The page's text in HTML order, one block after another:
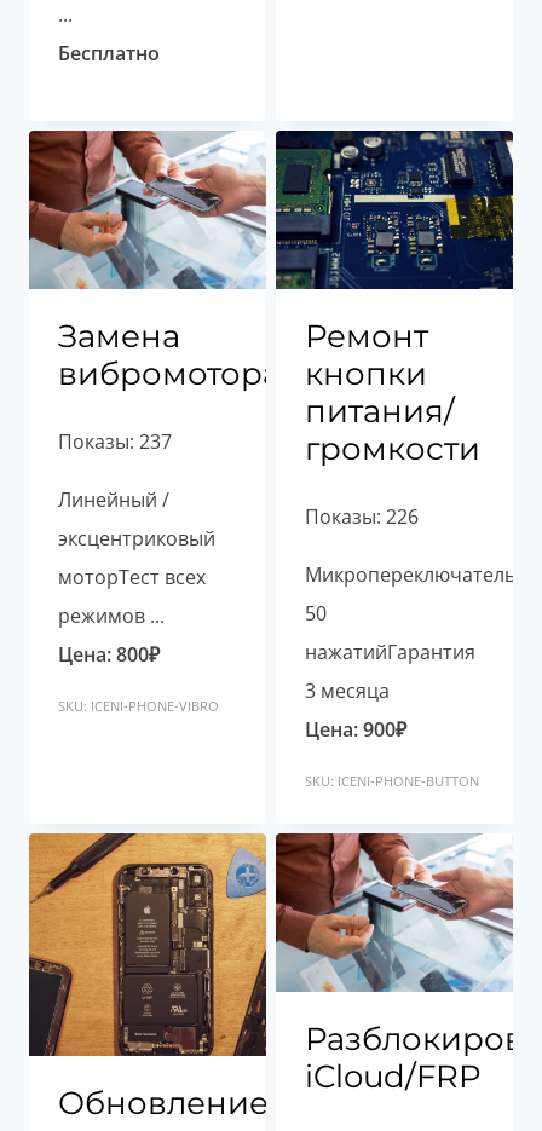
...
Бесплатно
Замена
вибромотора
Показы: 237
Линейный /
эксцентриковый
моторТест всех
режимов ...
Цена:800₽
SKU: ICENI-PHONE-VIBRO
Ремонт
кнопки
питания/
громкости
Показы: 226
50
нажатийГарантия
3 месяца
Цена:900₽
SKU: ICENI-PHONE-BUTTON
Обновление
iCloud/FRP